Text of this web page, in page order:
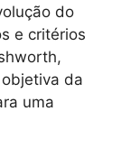
do
e critérios
da
uma